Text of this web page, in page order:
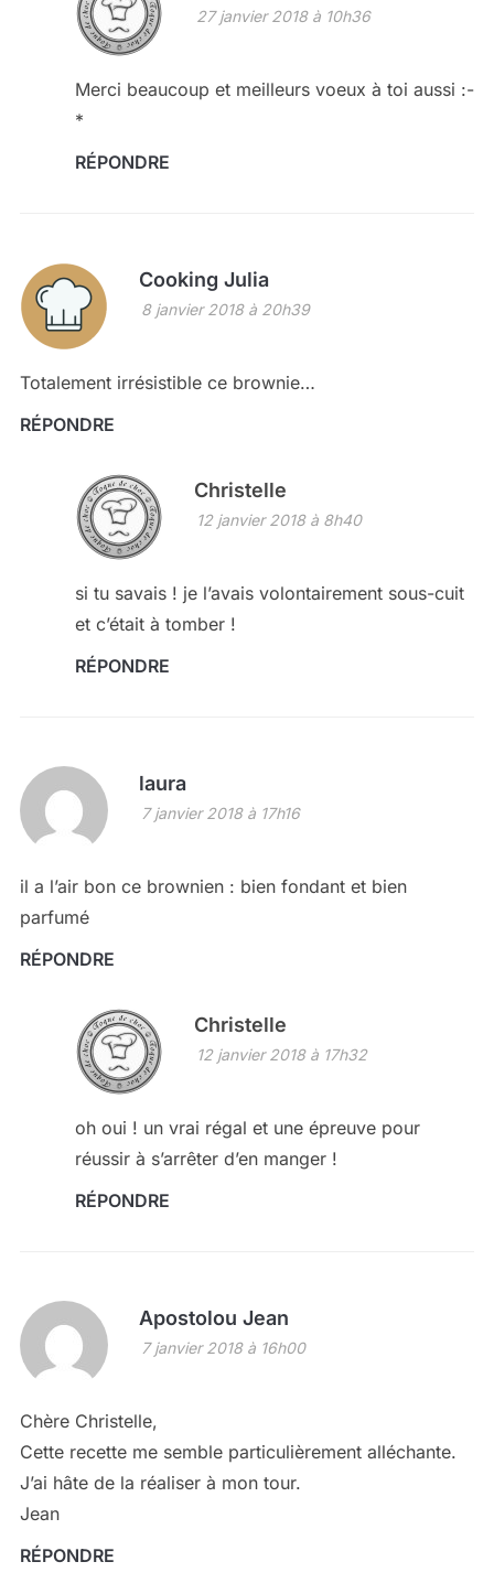
27 janvier 2018 à 10h36
Merci beaucoup et meilleurs voeux à toi aussi :-
*
RÉPONDRE
Cooking Julia
8 janvier 2018 à 20h39
Totalement irrésistible ce brownie…
RÉPONDRE
Christelle
12 janvier 2018 à 8h40
si tu savais ! je l’avais volontairement sous-cuit
et c’était à tomber !
RÉPONDRE
laura
7 janvier 2018 à 17h16
il a l’air bon ce brownien : bien fondant et bien
parfumé
RÉPONDRE
Christelle
12 janvier 2018 à 17h32
oh oui ! un vrai régal et une épreuve pour
réussir à s’arrêter d’en manger !
RÉPONDRE
Apostolou Jean
7 janvier 2018 à 16h00
Chère Christelle,
Cette recette me semble particulièrement alléchante.
J’ai hâte de la réaliser à mon tour.
Jean
RÉPONDRE